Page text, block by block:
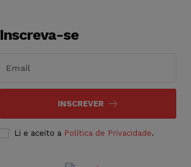
Inscreva-se
INSCREVER
Li e aceito a Política de Privacidade.